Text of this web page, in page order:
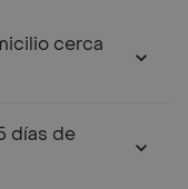
cerca
días de